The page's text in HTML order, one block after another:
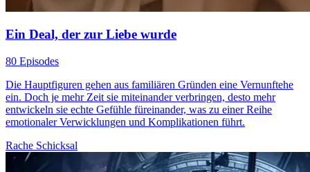
Ein Deal, der zur Liebe wurde
80 Episodes
Die Hauptfiguren gehen aus familiären Gründen eine Vernunftehe
ein. Doch je mehr Zeit sie miteinander verbringen, desto mehr
entwickeln sie echte Gefühle füreinander, was zu einer Reihe
emotionaler Verwicklungen und Komplikationen führt.
Rache Schicksal